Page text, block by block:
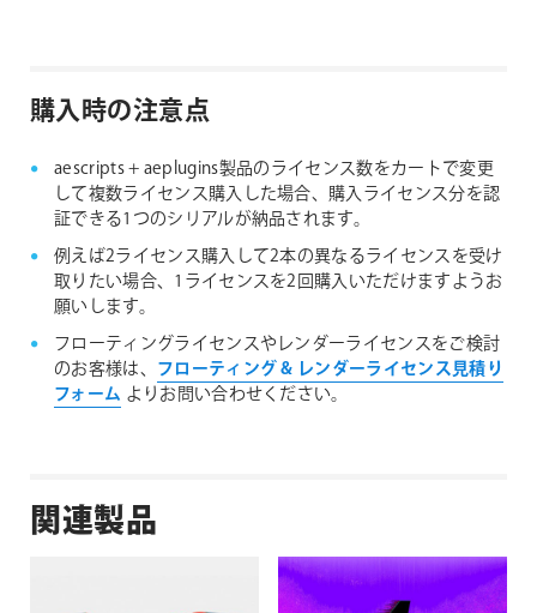
購入時の注意点
aescripts + aeplugins製品のライセンス数をカートで変更
して複数ライセンス購入した場合、購入ライセンス分を認
証できる1つのシリアルが納品されます。
例えば2ライセンス購入して2本の異なるライセンスを受け
取りたい場合、1ライセンスを2回購入いただけますようお
願いします。
フローティングライセンスやレンダーライセンスをご検討
のお客様は、 フローティング & レンダーライセンス見積り
フォーム よりお問い合わせください。
関連製品